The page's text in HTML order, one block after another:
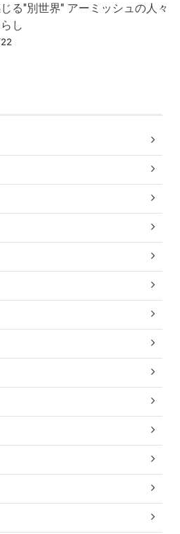
る"別世界" アーミッシュの人々
し